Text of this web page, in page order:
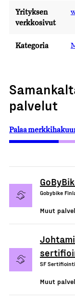
Yrityksen
verkkosivut
Kategoria
palvelut
Palaa
Gobybike
Muut
SF
Muut